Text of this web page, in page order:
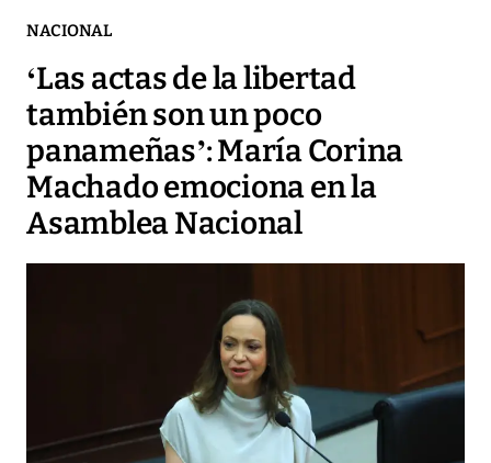
NACIONAL
‘Las actas de la libertad
también son un poco
panameñas’: María Corina
Machado emociona en la
Asamblea Nacional